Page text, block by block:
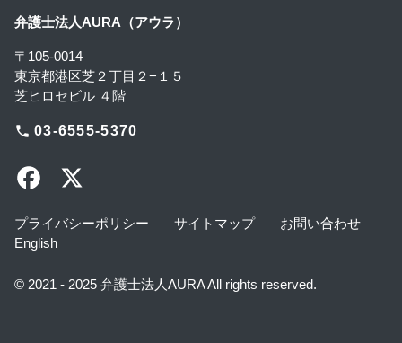
弁護士法人AURA（アウラ）
〒105-0014
東京都港区芝２丁目２−１５
芝ヒロセビル ４階
phone 03-6555-5370
プライバシーポリシー サイトマップ
お問い合わせ
English
© 2021 - 2025 弁護士法人AURA All rights reserved.